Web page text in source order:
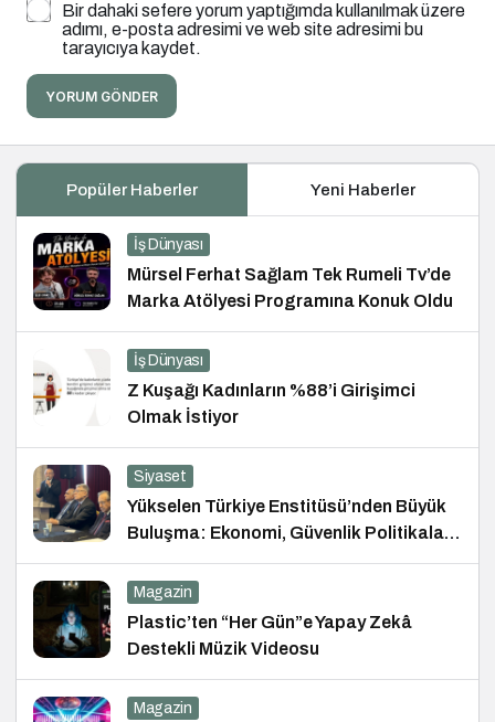
Bir dahaki sefere yorum yaptığımda kullanılmak üzere
adımı, e-posta adresimi ve web site adresimi bu
tarayıcıya kaydet.
YORUM GÖNDER
Popüler Haberler Yeni Haberler
İş Dünyası
Mürsel Ferhat Sağlam Tek Rumeli Tv’de
Marka Atölyesi Programına Konuk Oldu
İş Dünyası
Z Kuşağı Kadınların %88’i Girişimci
Olmak İstiyor
Siyaset
Yükselen Türkiye Enstitüsü’nden Büyük
Buluşma: Ekonomi, Güvenlik Politikaları
ve Hukuk Konferansı
Magazin
Plastic’ten “Her Gün”e Yapay Zekâ
Destekli Müzik Videosu
Magazin